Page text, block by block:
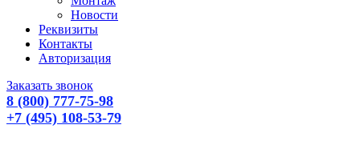
Новости
Реквизиты
Контакты
Авторизация
Заказать звонок
8 (800) 777-75-98
+7 (495) 108-53-79